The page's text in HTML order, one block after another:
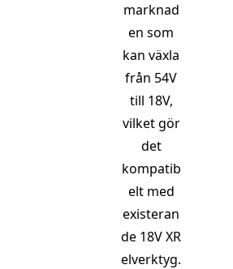
marknad
en som
kan växla
från 54V
till 18V,
vilket gör
det
kompatib
elt med
existeran
de 18V XR
elverktyg.